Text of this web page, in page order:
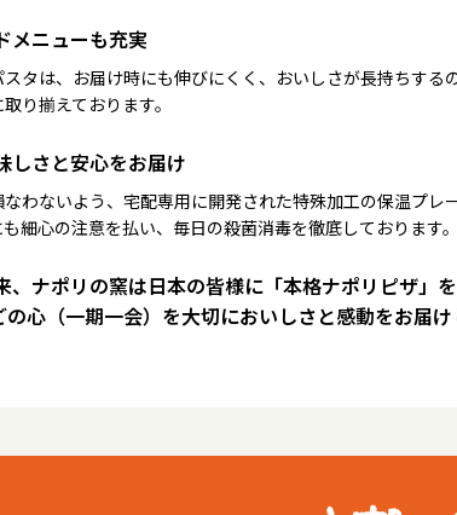
メニューも充実
タは、お届け時にも伸びにくく、おいしさが長持ちす
り揃えております。
しさと安心をお届け
わないよう、宅配専用に開発された特殊加工の保温プ
細心の注意を払い、毎日の殺菌消毒を徹底しております。
、ナポリの窯は日本の皆様に「本格ナポリピザ」
心（一期一会）を大切においしさと感動をお届け